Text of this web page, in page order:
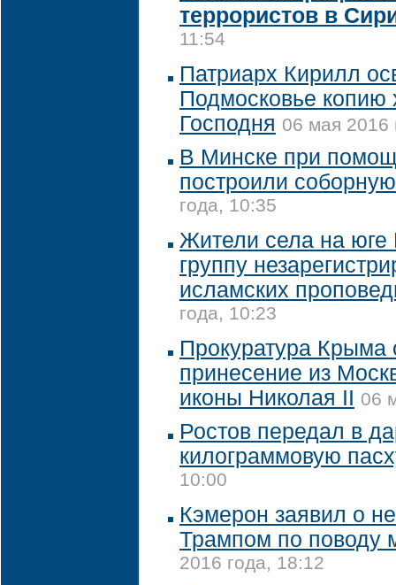
террористов в
11:54
Патриарх Кирилл
Подмосковье копию
Господня 06 мая 2016
В Минске при
построили
года, 10:35
Жители села на юге
группу
исламских
года, 10:23
Прокуратура Крыма
принесение из
иконы Николая II 06
Ростов передал в
килограммовую
10:00
Кэмерон заявил о
Трампом по поводу
2016 года, 18:12